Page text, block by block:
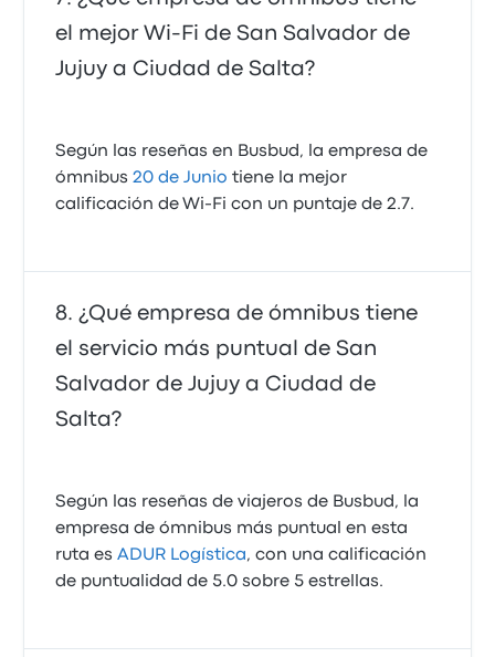
el mejor Wi‑Fi de San Salvador de
Jujuy a Ciudad de Salta?
Según las reseñas en Busbud, la empresa de
ómnibus20 de Junio tiene la mejor
calificación de Wi-Fi con un puntaje de 2.7.
¿Qué empresa de ómnibus tiene
el servicio más puntual de San
Salvador de Jujuy a Ciudad de
Salta?
Según las reseñas de viajeros de Busbud, la
empresa de ómnibus más puntual en esta
ruta esADUR Logística, con una calificación
de puntualidad de 5.0 sobre 5 estrellas.